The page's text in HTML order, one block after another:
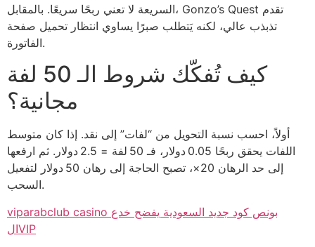
السريعة لا تعني ربحًا سريعًا. بالمقابل، Gonzo’s Quest تقدم
تذبذب عالي، لكنه يَتطلب صبرًا يساوي انتظار تحميل صفحة
الفاتورة.
كيف تُفكّك شروط الـ 50 لفة
مجانية؟
أولاً، احسب نسبة التحويل من “لفات” إلى نقد. إذا كان متوسط
اللفات يحقق ربحًا 0.05 دولار، فـ 50 لفة = 2.5 دولار. ثم ارفعها
إلى حد الرهان 20×، تصبح الحاجة إلى رهان 50 دولار لتفعيل
السحب.
viparabclub casino بونص كود جديد السعودية يفضح خدع
الVIP